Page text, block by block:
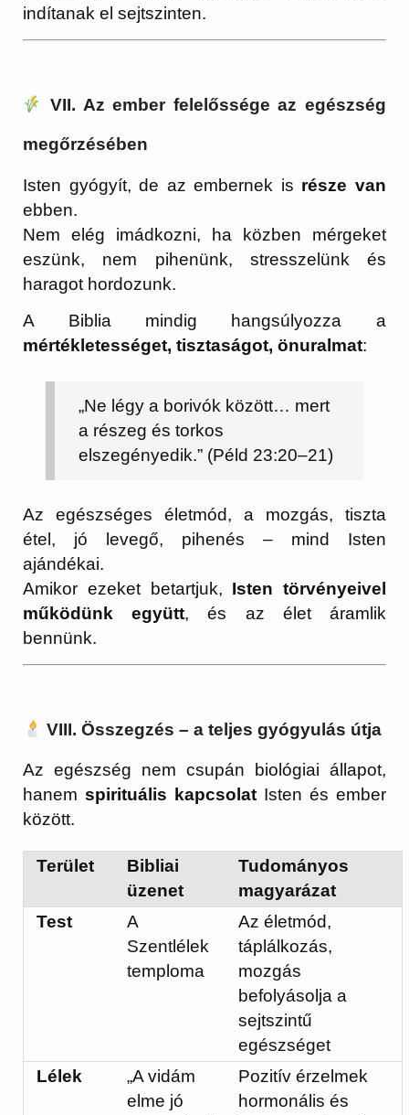
indítanak el sejtszinten.
VII. Az ember felelőssége az egészség
megőrzésében
Isten gyógyít, de az embernek is része van
ebben.
Nem elég imádkozni, ha közben mérgeket
eszünk, nem pihenünk, stresszelünk és
haragot hordozunk.
A Biblia mindig hangsúlyozza a
mértékletességet, tisztaságot, önuralmat:
„Ne légy a borivók között… mert
a részeg és torkos
elszegényedik.” (Péld 23:20–21)
Az egészséges életmód, a mozgás, tiszta
étel, jó levegő, pihenés – mind Isten
ajándékai.
Amikor ezeket betartjuk, Isten törvényeivel
működünk együtt, és az élet áramlik
bennünk.
VIII. Összegzés – a teljes gyógyulás útja
Az egészség nem csupán biológiai állapot,
hanemspirituális kapcsolat Isten és ember
között.
Terület
Bibliai
üzenet
Tudományos
magyarázat
Test
A
Szentlélek
temploma
Az életmód,
táplálkozás,
mozgás
befolyásolja a
sejtszintű
egészséget
Lélek
„A vidám
elme jó
Pozitív érzelmek
hormonális és